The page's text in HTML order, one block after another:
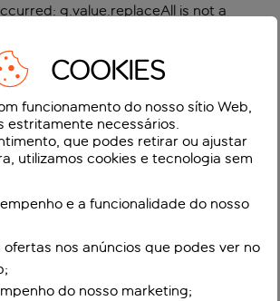
g.value.replaceAll is not a
COOKIES
funcionamento do nosso sítio Web,
estritamente necessários.
que podes retirar ou ajustar
utilizamos cookies e tecnologia sem
e a funcionalidade do nosso
ofertas nos anúncios que podes ver no
do nosso marketing;